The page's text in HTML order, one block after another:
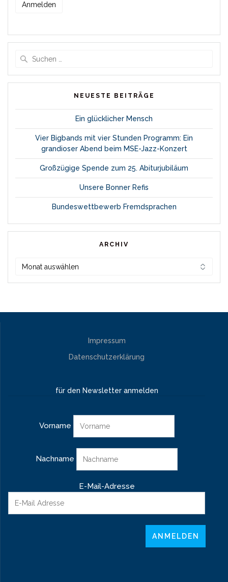
NEUESTE BEITRÄGE
Ein glücklicher Mensch
Vier Bigbands mit vier Stunden Programm: Ein
grandioser Abend beim MSE-Jazz-Konzert
Großzügige Spende zum 25. Abiturjubiläum
Unsere Bonner Refis
Bundeswettbewerb Fremdsprachen
ARCHIV
Impressum
Datenschutzerklärung
für den Newsletter anmelden
Vorname
Nachname
E-Mail-Adresse